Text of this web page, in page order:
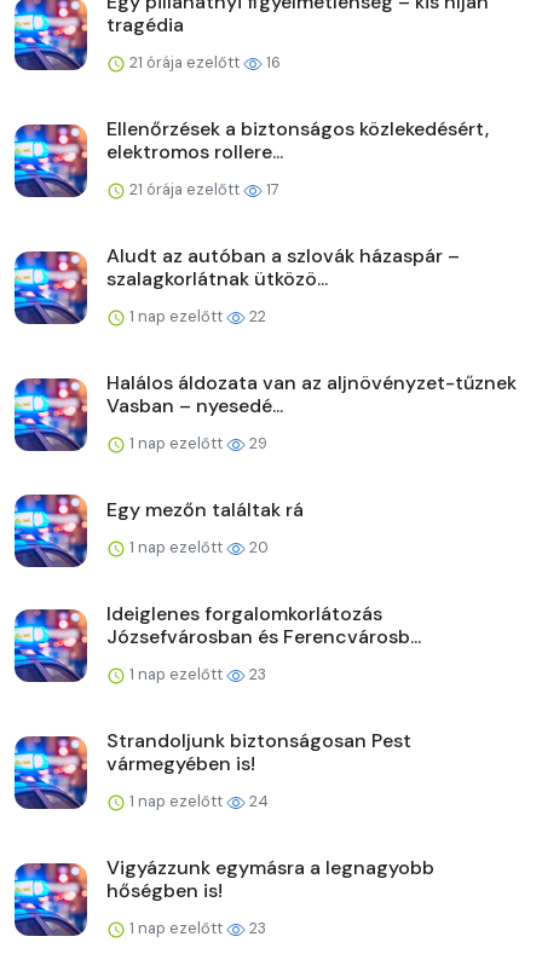
tragédia
21 órája ezelőtt 16
Ellenőrzések a biztonságos közlekedésért,
elektromos rollere...
21 órája ezelőtt 17
Aludt az autóban a szlovák házaspár –
szalagkorlátnak ütközö...
1 nap ezelőtt 22
Halálos áldozata van az aljnövényzet-tűznek
Vasban – nyesedé...
1 nap ezelőtt 29
Egy mezőn találtak rá
1 nap ezelőtt 20
Ideiglenes forgalomkorlátozás
Józsefvárosban és Ferencvárosb...
1 nap ezelőtt 23
Strandoljunk biztonságosan Pest
vármegyében is!
1 nap ezelőtt 24
Vigyázzunk egymásra a legnagyobb
hőségben is!
1 nap ezelőtt 23